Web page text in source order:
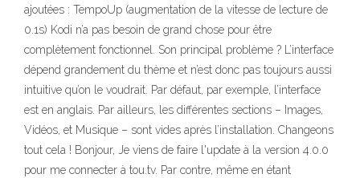
ajoutées : TempoUp (augmentation de la vitesse de lecture de
0.1s) Kodi n’a pas besoin de grand chose pour être
complètement fonctionnel. Son principal problème ? L’interface
dépend grandement du thème et n’est donc pas toujours aussi
intuitive qu’on le voudrait. Par défaut, par exemple, l’interface
est en anglais. Par ailleurs, les différentes sections – Images,
Vidéos, et Musique – sont vides après l’installation. Changeons
tout cela ! Bonjour, Je viens de faire l'update à la version 4.0.0
pour me connecter à tou.tv. Par contre, même en étant